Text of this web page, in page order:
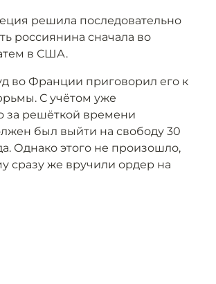
решила последовательно
россиянина сначала во
в США.
во Франции приговорил его к
С учётом уже
за решёткой времени
был выйти на свободу 30
Однако этого не произошло,
сразу же вручили ордер на